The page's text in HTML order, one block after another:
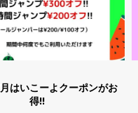
こーよクーポンがお
得!!